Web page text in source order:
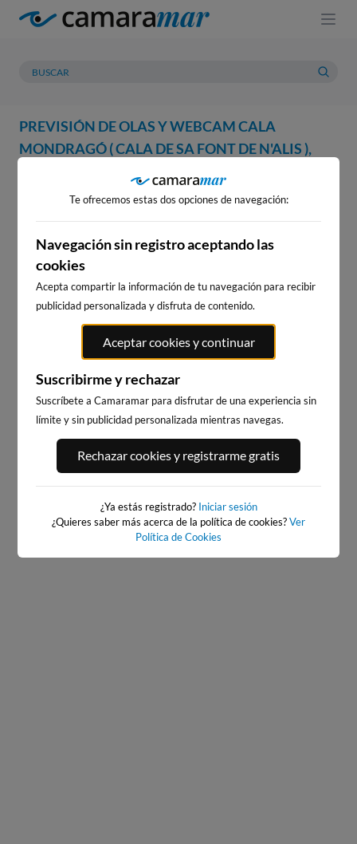
PREVISIÓN DE OLAS Y WEBCAM CALA
MONDRAGÓ ( CALA DE SA FONT DE N'ALIS ),
WEBCAM PREVISIÓN METEOROLOGÍA
WEBCAM CALA MONDRAGÓ (
CALA DE SA FONT DE N'ALIS ),
SANTANYÍ
WEBCAMS CERCANAS
240km · Sitges
0.1 m
Te ofrecemos estas dos opciones de navegación:
Navegación sin registro aceptando las
cookies
Acepta compartir la información de tu navegación para recibir
publicidad personalizada y disfruta de contenido.
Aceptar cookies y continuar
Suscribirme y rechazar
Suscríbete a Camaramar para disfrutar de una experiencia sin
límite y sin publicidad personalizada mientras navegas.
Rechazar cookies y registrarme gratis
¿Ya estás registrado? Iniciar sesión
¿Quieres saber más acerca de la política de cookies?Ver
Política de Cookies